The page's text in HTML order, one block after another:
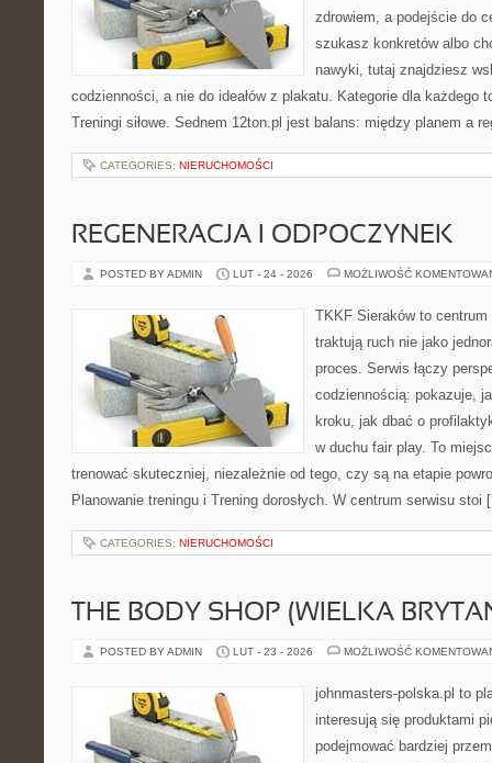
zdrowiem, a podejście do
szukasz konkretów albo
nawyki, tutaj znajdziesz
codzienności, a nie do ideałów z plakatu. Kategorie dla każdego
Treningi siłowe. Sednem 12ton.pl jest balans: między planem a
CATEGORIES: NIERUCHOMOŚCI
REGENERACJA I ODPOCZYNEK
POSTED BY ADMIN LUT - 24 - 2026 MOŻLIWOŚĆ
TKKF Sieraków to
traktują ruch nie jako
proces. Serwis łączy
codziennością: pokazuje,
kroku, jak dbać o
w duchu fair play. To
trenować skuteczniej, niezależnie od tego, czy są na etapie
Planowanie treningu i Trening dorosłych. W centrum serwisu
CATEGORIES: NIERUCHOMOŚCI
THE BODY SHOP (WIELKA
POSTED BY ADMIN LUT - 23 - 2026 MOŻLIWOŚĆ
johnmasters-polska.pl to
interesują się produktami
podejmować bardziej